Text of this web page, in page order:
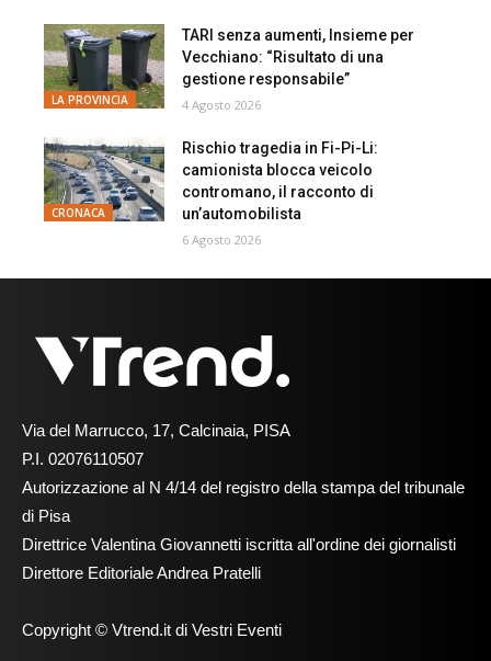
LA PROVINCIA
TARI senza aumenti, Insieme per
Vecchiano: “Risultato di una
gestione responsabile”
4 Agosto 2026
CRONACA
Rischio tragedia in Fi-Pi-Li:
camionista blocca veicolo
contromano, il racconto di
un’automobilista
6 Agosto 2026
Via del Marrucco, 17, Calcinaia, PISA
P.I. 02076110507
Autorizzazione al N 4/14 del registro della stampa del tribunale
di Pisa
Direttrice Valentina Giovannetti iscritta all'ordine dei giornalisti
Direttore Editoriale Andrea Pratelli
Copyright © Vtrend.it di Vestri Eventi